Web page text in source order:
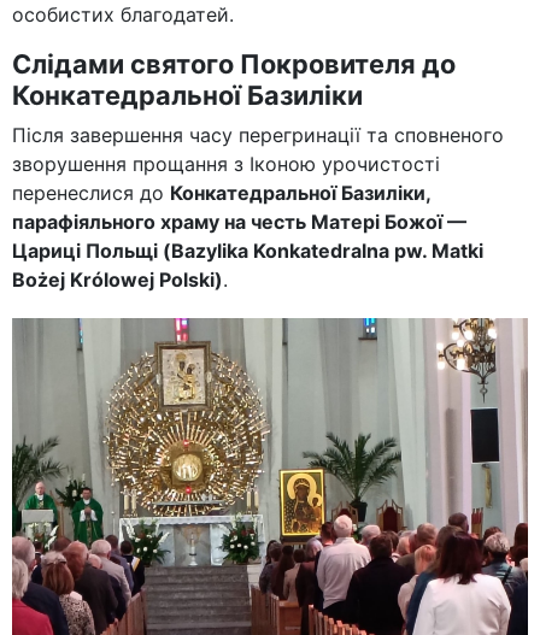
особистих благодатей.
Слідами святого Покровителя до
Конкатедральної Базиліки
Після завершення часу перегринації та сповненого
зворушення прощання з Іконою урочистості
перенеслися до Конкатедральної Базиліки,
парафіяльного храму на честь Матері Божої —
Цариці Польщі (Bazylika Konkatedralna pw. Matki
Bożej Królowej Polski).